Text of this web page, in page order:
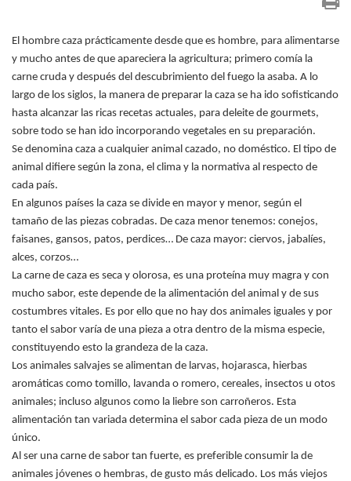
El hombre caza prácticamente desde que es hombre, para alimentarse
y mucho antes de que apareciera la agricultura; primero comía la
carne cruda y después del descubrimiento del fuego la asaba. A lo
largo de los siglos, la manera de preparar la caza se ha ido sofisticando
hasta alcanzar las ricas recetas actuales, para deleite de gourmets,
sobre todo se han ido incorporando vegetales en su preparación.
Se denomina caza a cualquier animal cazado, no doméstico. El tipo de
animal difiere según la zona, el clima y la normativa al respecto de
cada país.
En algunos países la caza se divide en mayor y menor, según el
tamaño de las piezas cobradas. De caza menor tenemos: conejos,
faisanes, gansos, patos, perdices… De caza mayor: ciervos, jabalíes,
alces, corzos…
La carne de caza es seca y olorosa, es una proteína muy magra y con
mucho sabor, este depende de la alimentación del animal y de sus
costumbres vitales. Es por ello que no hay dos animales iguales y por
tanto el sabor varía de una pieza a otra dentro de la misma especie,
constituyendo esto la grandeza de la caza.
Los animales salvajes se alimentan de larvas, hojarasca, hierbas
aromáticas como tomillo, lavanda o romero, cereales, insectos u otos
animales; incluso algunos como la liebre son carroñeros. Esta
alimentación tan variada determina el sabor cada pieza de un modo
único.
Al ser una carne de sabor tan fuerte, es preferible consumir la de
animales jóvenes o hembras, de gusto más delicado. Los más viejos